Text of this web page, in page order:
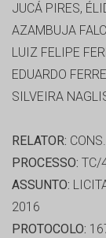
JUCÁ PIRES,
AZAMBUJA
LUIZ FELIPE
EDUARDO
SILVEIRA
RELATOR:
PROCESSO: TC/
ASSUNTO:
2016
PROTOCOLO: